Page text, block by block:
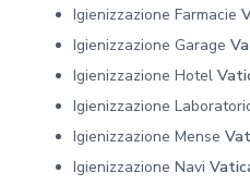
Igienizzazione Farmacie
Igienizzazione Garage
Igienizzazione Hotel
Igienizzazione
Igienizzazione Mense
Igienizzazione Navi